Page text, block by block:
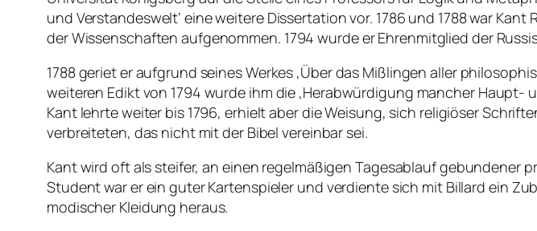
und Verstandeswelt‘ eine weitere Dissertation vor. 1786 und 1788 war
der Wissenschaften aufgenommen. 1794 wurde er Ehrenmitglied der
1788 geriet er aufgrund seines Werkes ‚Über das Mißlingen aller
weiteren Edikt von 1794 wurde ihm die ‚Herabwürdigung mancher
Kant lehrte weiter bis 1796, erhielt aber die Weisung, sich religiöser
verbreiteten, das nicht mit der Bibel vereinbar sei.
Kant wird oft als steifer, an einen regelmäßigen Tagesablauf gebundener
Student war er ein guter Kartenspieler und verdiente sich mit Billard ein
modischer Kleidung heraus.